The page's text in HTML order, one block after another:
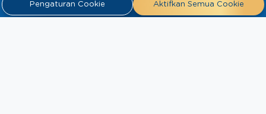
Kebijakan Privasi Syarat & Ketentuan
Press
Pengaturan Cookie Aktifkan Semua Cookie